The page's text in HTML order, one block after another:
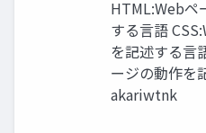
HTML:Webペ
する⾔語
を記述する⾔
ージの動作を
akariwtnk